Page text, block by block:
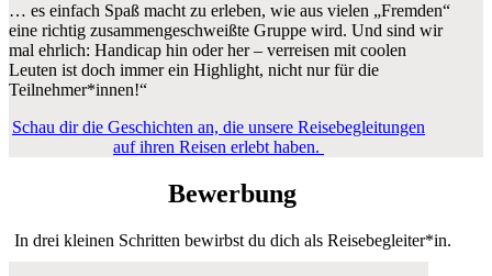
… es einfach Spaß macht zu erleben, wie aus vielen „Fremden“
eine richtig zusammengeschweißte Gruppe wird. Und sind wir
mal ehrlich: Handicap hin oder her – verreisen mit coolen
Leuten ist doch immer ein Highlight, nicht nur für die
Teilnehmer*innen!“
Schau dir die Geschichten an, die unsere Reisebegleitungen
auf ihren Reisen erlebt haben.
Bewerbung
In drei kleinen Schritten bewirbst du dich als Reisebegleiter*in.